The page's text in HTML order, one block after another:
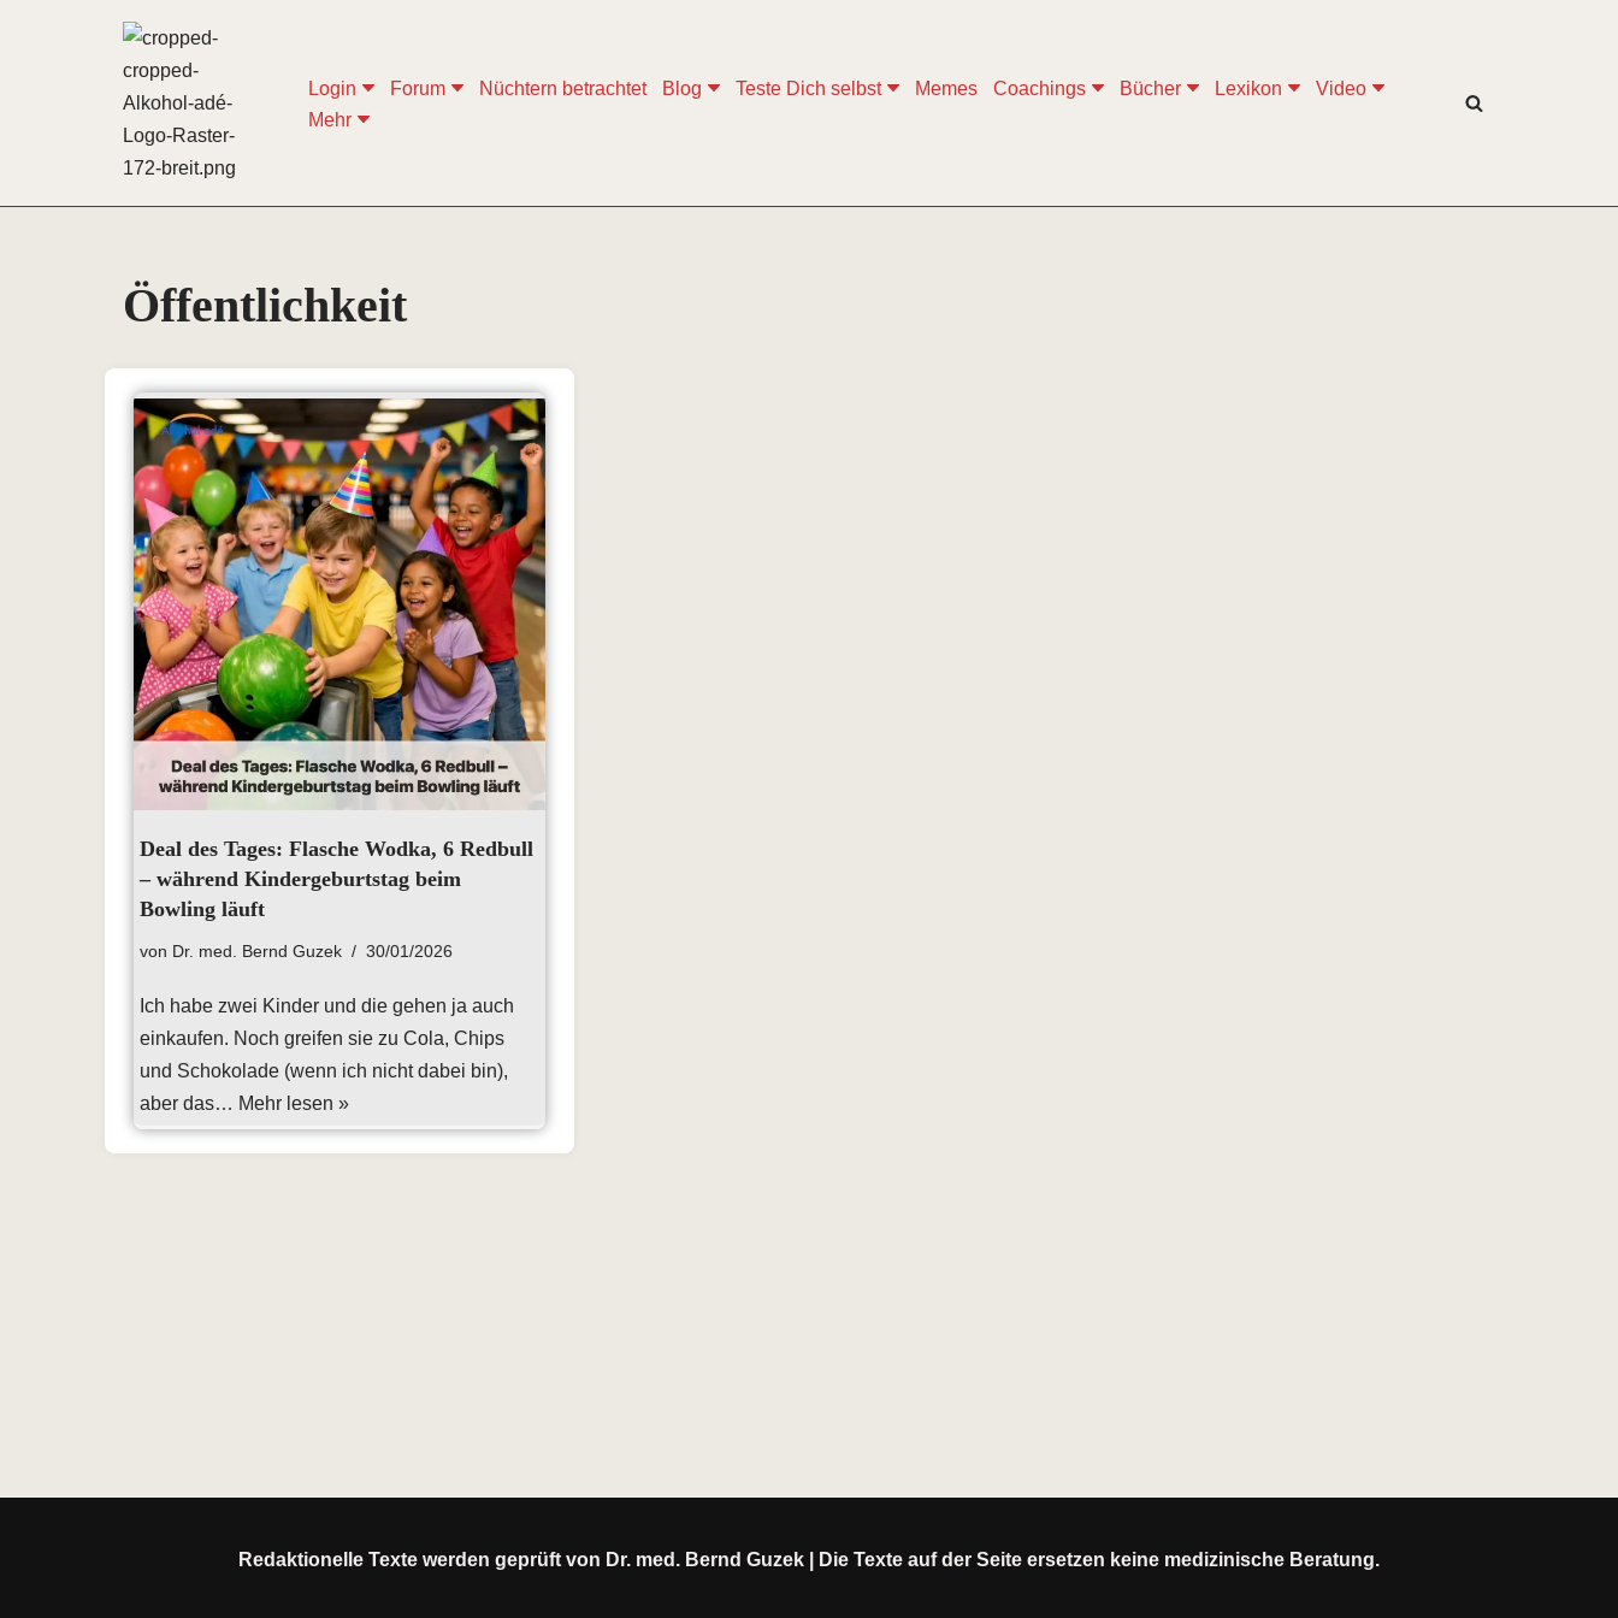
Login Forum Nüchtern betrachtet Blog Teste Dich selbst Memes Coachings Bücher Lexikon
Video
Mehr
Öffentlichkeit
Deal des Tages: Flasche Wodka, 6 Redbull
– während Kindergeburtstag beim
Bowling läuft
von Dr. med. Bernd Guzek 30/01/2026
Ich habe zwei Kinder und die gehen ja auch
einkaufen. Noch greifen sie zu Cola, Chips
und Schokolade (wenn ich nicht dabei bin),
aber das… Mehr lesen »
Redaktionelle Texte werden geprüft von Dr. med. Bernd Guzek | Die Texte auf der Seite ersetzen keine medizinische Beratung.